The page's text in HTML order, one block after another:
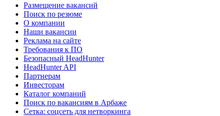
Размещение вакансий
Поиск по резюме
О компании
Наши вакансии
Реклама на сайте
Требования к ПО
Безопасный HeadHunter
HeadHunter API
Партнерам
Инвесторам
Каталог компаний
Поиск по вакансиям в Арбаже
Сетка: соцсеть для нетворкинга